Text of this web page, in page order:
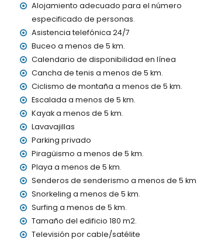
100 kilómetros)
con niños
alquiler de la villa
24 horas
en Jávea, Costa Blanca
Arenal y Jávea) (a menos de 5 kilómetros de la
Puerto, Jávea), ruina (Pueblo Histórico,
Alojamiento adecuado para el número
especificado de personas.
Asistencia telefónica 24/7
Buceo a menos de 5 km.
Calendario de disponibilidad en línea
Cancha de tenis a menos de 5 km.
Ciclismo de montaña a menos de 5 km.
Escalada a menos de 5 km.
Kayak a menos de 5 km.
Lavavajillas
Parking privado
Piragüismo a menos de 5 km.
Playa a menos de 5 km.
Senderos de senderismo a menos de 5 km.
Snorkeling a menos de 5 km.
Surfing a menos de 5 km.
Tamaño del edificio 180 m2.
Televisión por cable/satélite